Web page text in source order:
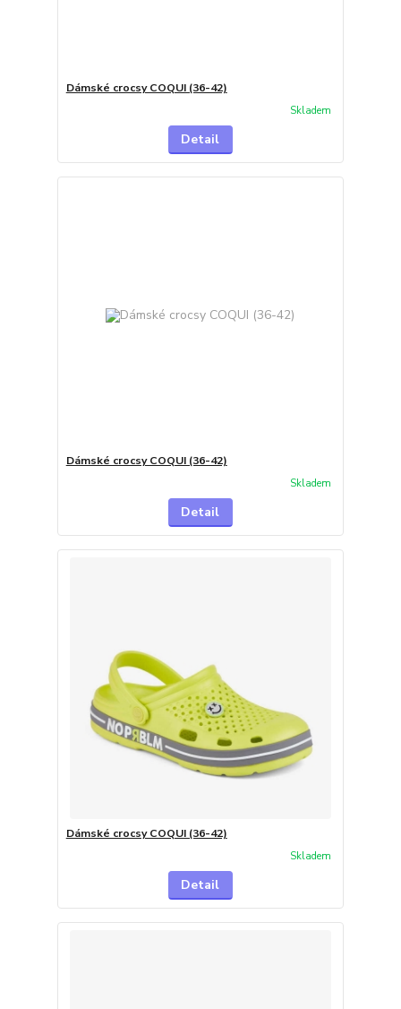
Dámské crocsy COQUI (36-42)
Skladem
Detail
Dámské crocsy COQUI (36-42)
Skladem
Detail
Dámské crocsy COQUI (36-42)
Skladem
Detail